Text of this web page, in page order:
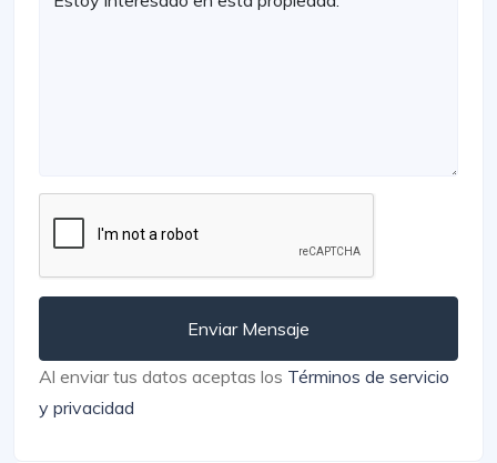
Enviar Mensaje
Al enviar tus datos aceptas los Términos de servicio
y privacidad